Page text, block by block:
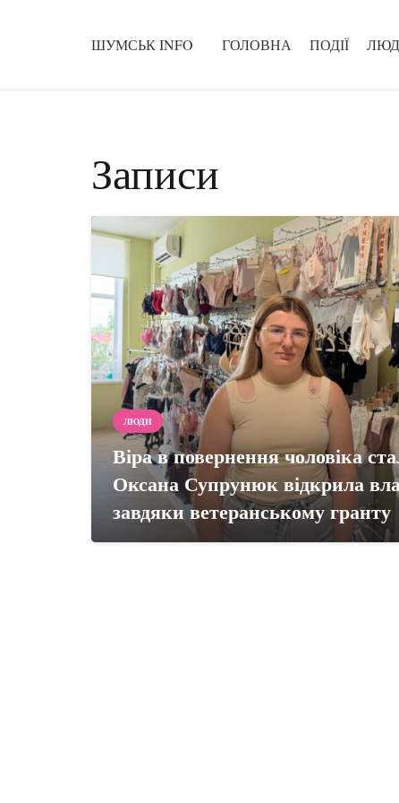
ШУМСЬК INFO ГОЛОВНА ПОДІЇ
Записи
ЛЮДИ
Віра в повернення чоловіка
Оксана Супрунюк відкрила
завдяки ветеранському гранту